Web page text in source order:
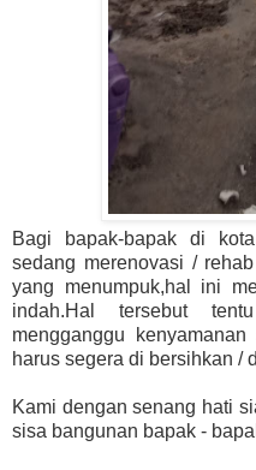
Bagi bapak-bapak di
sedang merenovasi /
yang menumpuk,hal ini
indah.Hal tersebut
mengganggu
harus segera di bersihkan /
Kami dengan senang hati
sisa bangunan bapak -